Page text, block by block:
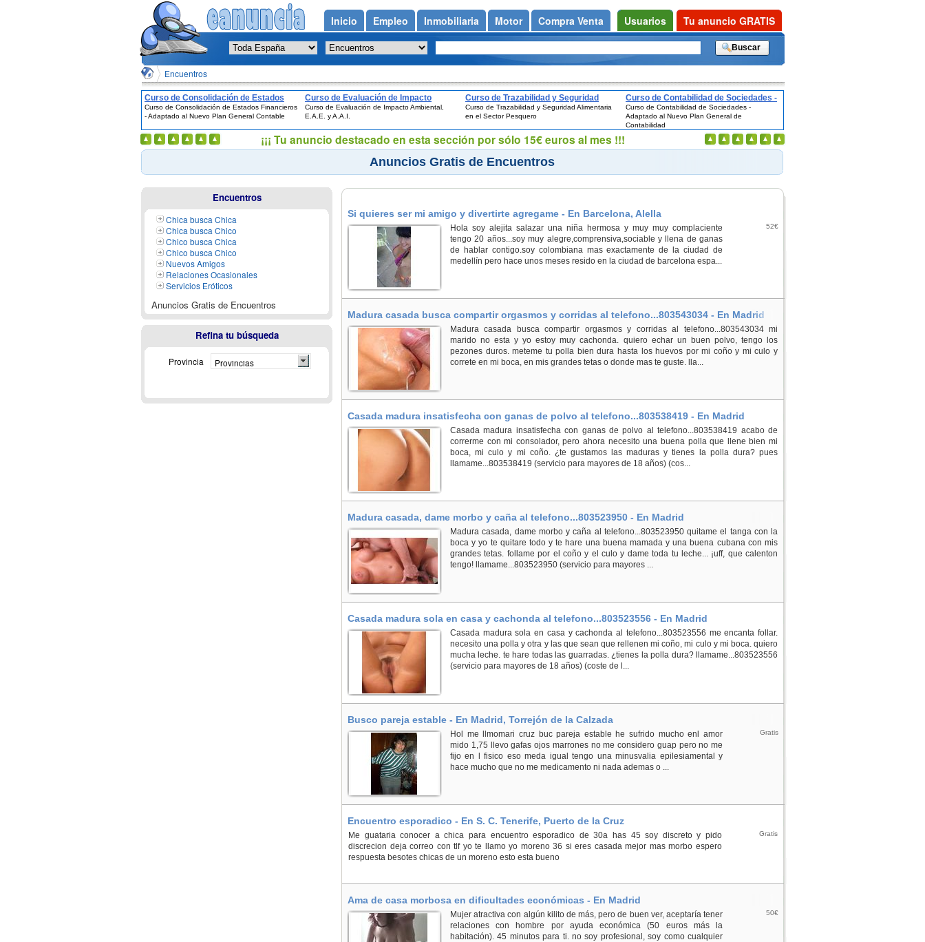
Encuentros
Curso de Consolidación de Estados
Financieros - Adaptado al Nuevo Plan
General Contable
Curso de Consolidación de Estados Financieros
- Adaptado al Nuevo Plan General Contable
Curso de Evaluación de Impacto
Ambiental, E.A.E. y A.A.I.
Curso de Evaluación de Impacto Ambiental,
E.A.E. y A.A.I.
Curso de Trazabilidad y Seguridad
Alimentaria en el Sector Pesquero
Curso de Trazabilidad y Seguridad Alimentaria
en el Sector Pesquero
Curso de Contabilidad de Sociedades -
Adaptado al Nuevo Plan General de
Contabilidad
Curso de Contabilidad de Sociedades -
Adaptado al Nuevo Plan General de
Contabilidad
Anuncios Gratis de Encuentros
Si quieres ser mi amigo y divertirte agregame - En Barcelona, Alella
Hola soy alejita salazar una niña hermosa y muy muy complaciente
tengo 20 años...soy muy alegre,comprensiva,sociable y llena de ganas
de hablar contigo.soy colombiana mas exactamente de la ciudad de
medellín pero hace unos meses resido en la ciudad de barcelona espa...
52€
Madura casada busca compartir orgasmos y corridas al telefono...803543034 - En Madrid
Madura casada busca compartir orgasmos y corridas al telefono...803543034 mi
marido no esta y yo estoy muy cachonda. quiero echar un buen polvo, tengo los
pezones duros. meteme tu polla bien dura hasta los huevos por mi coño y mi culo y
correte en mi boca, en mis grandes tetas o donde mas te guste. lla...
Casada madura insatisfecha con ganas de polvo al telefono...803538419 - En Madrid
Casada madura insatisfecha con ganas de polvo al telefono...803538419 acabo de
correrme con mi consolador, pero ahora necesito una buena polla que llene bien mi
boca, mi culo y mi coño. ¿te gustamos las maduras y tienes la polla dura? pues
llamame...803538419 (servicio para mayores de 18 años) (cos...
Madura casada, dame morbo y caña al telefono...803523950 - En Madrid
Madura casada, dame morbo y caña al telefono...803523950 quitame el tanga con la
boca y yo te quitare todo y te hare una buena mamada y una buena cubana con mis
grandes tetas. follame por el coño y el culo y dame toda tu leche... ¡uff, que calenton
tengo! llamame...803523950 (servicio para mayores ...
Casada madura sola en casa y cachonda al telefono...803523556 - En Madrid
Casada madura sola en casa y cachonda al telefono...803523556 me encanta follar.
necesito una polla y otra y las que sean que rellenen mi coño, mi culo y mi boca. quiero
mucha leche. te hare todas las guarradas. ¿tienes la polla dura? llamame...803523556
(servicio para mayores de 18 años) (coste de l...
Busco pareja estable - En Madrid, Torrejón de la Calzada
Hol me llmomari cruz buc pareja estable he sufrido mucho enl amor
mido 1,75 llevo gafas ojos marrones no me considero guap pero no me
fijo en l fisico eso meda igual tengo una minusvalia epilesiamental y
hace mucho que no me medicamento ni nada ademas o ...
Gratis
Encuentro esporadico - En S. C. Tenerife, Puerto de la Cruz
Me guataria conocer a chica para encuentro esporadico de 30a has 45 soy discreto y pido
discrecion deja correo con tlf yo te llamo yo moreno 36 si eres casada mejor mas morbo espero
respuesta besotes chicas de un moreno esto esta bueno
Gratis
Ama de casa morbosa en dificultades económicas - En Madrid
Mujer atractiva con algún kilito de más, pero de buen ver, aceptaría tener
relaciones con hombre por ayuda económica (50 euros más la
habitación). 45 minutos para ti. no soy profesional, soy como cualquier
50€
Encuentros
Chica busca Chica
Chica busca Chico
Chico busca Chica
Chico busca Chico
Nuevos Amigos
Relaciones Ocasionales
Servicios Eróticos
Anuncios Gratis de Encuentros
Refina tu búsqueda
Provincia Provincias
Inicio Empleo Inmobiliaria Motor Compra Venta Usuarios Tu anuncio GRATIS
¡¡¡ Tu anuncio destacado en esta sección por sólo 15€ euros al mes !!!